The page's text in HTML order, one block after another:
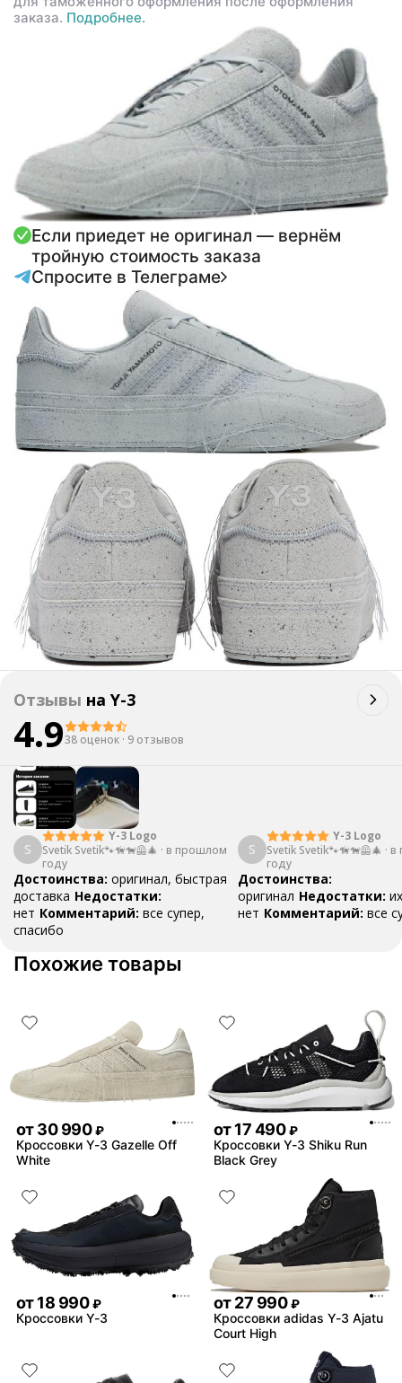
заказа. Подробнее.
Если приедет не оригинал — вернём
тройную стоимость заказа
Спросите в Телеграме
Отзывы на Y-3
4.938 оценок · 9 отзывов
S
Y-3 Logo
Svetik Svetik🐾🦮🐕‍🦺🎄 · в прошлом
году
Достоинства: оригинал, быстрая
доставка Недостатки:
нет Комментарий: все супер,
спасибо
S
Y-3 Logo
Svetik Svetik🐾🦮🐕‍🦺🎄 · в
году
Достоинства:
оригинал Недостатки: их
нет Комментарий: все
Похожие товары
от30 990 ₽
Кроссовки Y-3 Gazelle Off
White
от17 490 ₽
Кроссовки Y-3 Shiku Run
Black Grey
от18 990 ₽
Кроссовки Y-3
от27 990 ₽
Кроссовки adidas Y-3 Ajatu
Court High